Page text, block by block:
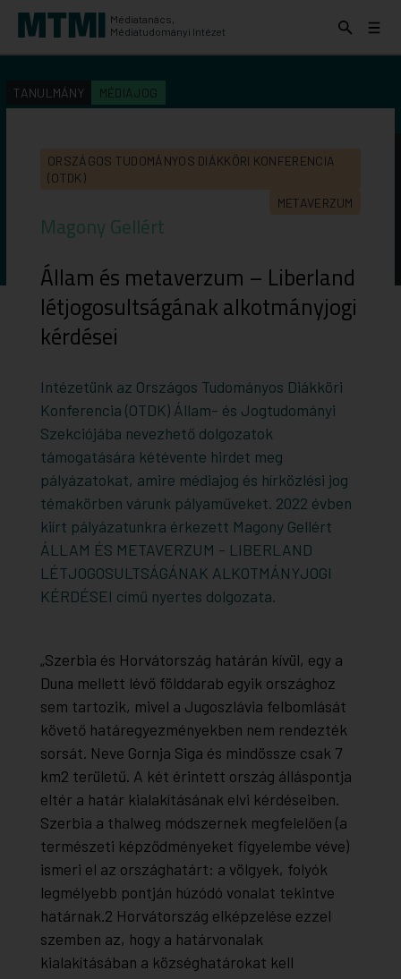
Médiatanács,
Médiatudományi Intézet
KERESÉS AZ INTÉZET ANYAGAI KÖZÖTT
indítása
Keresés
Menü
TANULMÁNY MÉDIAJOG
Magony Gellért
ORSZÁGOS TUDOMÁNYOS DIÁKKÖRI KONFERENCIA
(OTDK)
METAVERZUM
Állam és metaverzum – Liberland
létjogosultságának alkotmányjogi
kérdései
Intézetünk az Országos Tudományos Diákköri
Konferencia (OTDK) Állam- és Jogtudományi
Szekciójába nevezhető dolgozatok
támogatására kétévente hirdet meg
pályázatokat, amire médiajog és hírközlési jog
témakörben várunk pályaműveket. 2022 évben
kiírt pályázatunkra érkezett Magony Gellért
ÁLLAM ÉS METAVERZUM - LIBERLAND
LÉTJOGOSULTSÁGÁNAK ALKOTMÁNYJOGI
KÉRDÉSEI című nyertes dolgozata.
„Szerbia és Horvátország határán kívül, egy a
Duna mellett lévő földdarab egyik országhoz
sem tartozik, mivel a Jugoszlávia felbomlását
követő határegyezményekben nem rendezték
sorsát. Neve Gornja Siga és mindössze csak 7
km2 területű. A két érintett ország álláspontja
eltér a határ kialakításának elvi kérdéseiben.
Szerbia a thalweg módszernek megfelelően (a
természeti képződményeket figyelembe véve)
ismeri el az országhatárt: a völgyek, folyók
legmélyebb pontján húzódó vonalat tekintve
határnak.2 Horvátország elképzelése ezzel
szemben az, hogy a határvonalak
kialakításában a községhatárokat kell